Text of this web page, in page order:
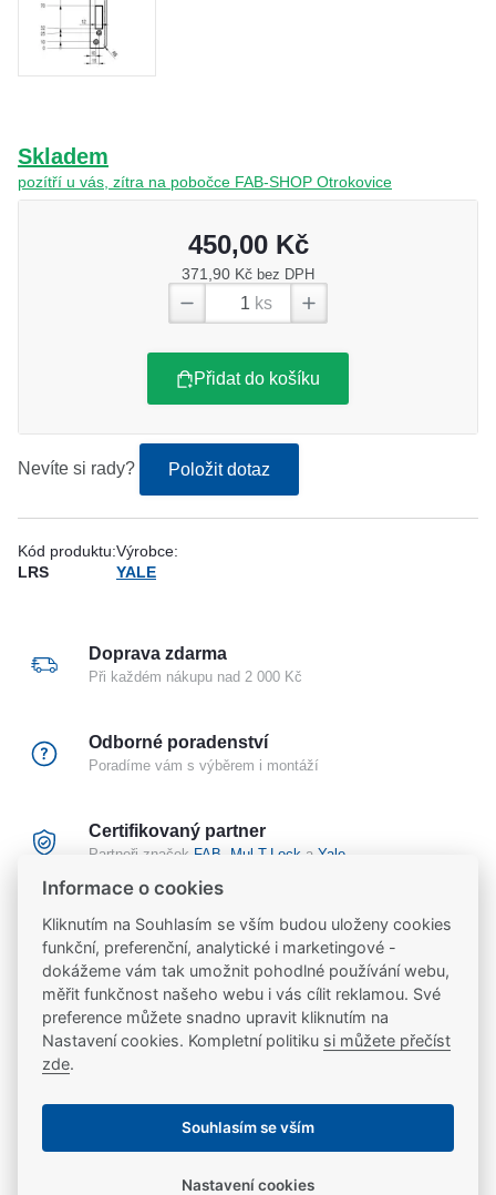
Skladem
pozítří u vás, zítra na pobočce FAB-SHOP Otrokovice
450,00 Kč
371,90 Kč bez DPH
ks
Přidat do košíku
Nevíte si rady? Položit dotaz
Kód produktu:
LRS
Výrobce:
YALE
Doprava zdarma
Při každém nákupu nad 2 000 Kč
Odborné poradenství
Poradíme vám s výběrem i montáží
Certifikovaný partner
Partneři značek FAB Mul-T-Lock a Yale
20 let na trhu
Poradíme vám, máme 20 let zkušeností
Popis
Informace o cookies
Kliknutím na Souhlasím se vším budou uloženy cookies
funkční, preferenční, analytické i marketingové -
dokážeme vám tak umožnit pohodlné používání webu,
měřit funkčnost našeho webu i vás cílit reklamou. Své
preference můžete snadno upravit kliknutím na
Nastavení cookies. Kompletní politiku si můžete přečíst
zde.
Souhlasím se vším
Nastavení cookies